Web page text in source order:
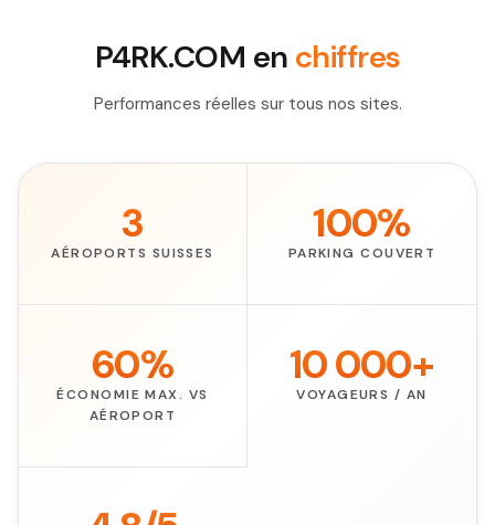
P4RK.COM en chiffres
Performances réelles sur tous nos sites.
3
AÉROPORTS SUISSES
100%
PARKING COUVERT
60%
ÉCONOMIE MAX. VS
AÉROPORT
10 000+
VOYAGEURS / AN